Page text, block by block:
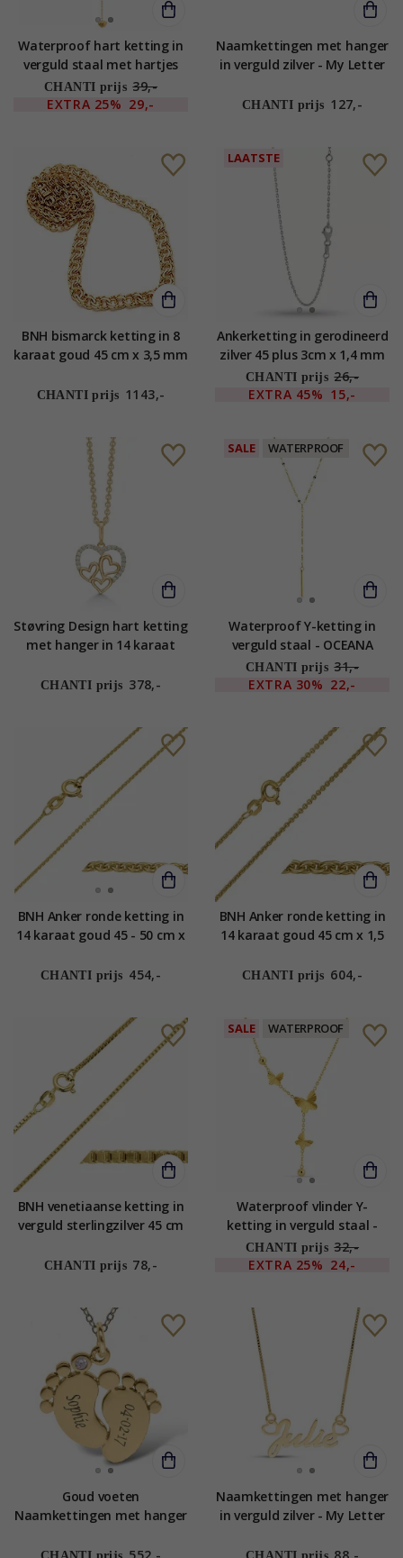
Waterproof hart ketting in
verguld staal met hartjes
hanger in staal - OCEANA
CHANTI prijs 39,-
EXTRA 25% 29,-
Naamkettingen met hanger
in verguld zilver - My Letter
CHANTI prijs 127,-
BNH bismarck ketting in 8
karaat goud 45 cm x 3,5 mm
CHANTI prijs 1143,-
LAATSTE
Ankerketting in gerodineerd
zilver 45 plus 3cm x 1,4 mm
CHANTI prijs 26,-
EXTRA 45% 15,-
Støvring Design hart ketting
met hanger in 14 karaat
ketting witte zirkoon
CHANTI prijs 378,-
SALE WATERPROOF
Waterproof Y-ketting in
verguld staal - OCEANA
CHANTI prijs 31,-
EXTRA 30% 22,-
BNH Anker ronde ketting in
14 karaat goud 45 - 50 cm x
CHANTI prijs 454,-
BNH Anker ronde ketting in
14 karaat goud 45 cm x 1,5
CHANTI prijs 604,-
BNH venetiaanse ketting in
verguld sterlingzilver 45 cm
CHANTI prijs 78,-
SALE WATERPROOF
Waterproof vlinder Y-
ketting in verguld staal -
OCEANA
CHANTI prijs 32,-
EXTRA 25% 24,-
Goud voeten
Naamkettingen met hanger
facetgeslepen blaume
552,-
Naamkettingen met hanger
in verguld zilver - My Letter
88,-